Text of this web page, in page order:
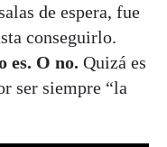
de espera, fue
conseguirlo.
es. O no. Quizá es
ser siempre “la